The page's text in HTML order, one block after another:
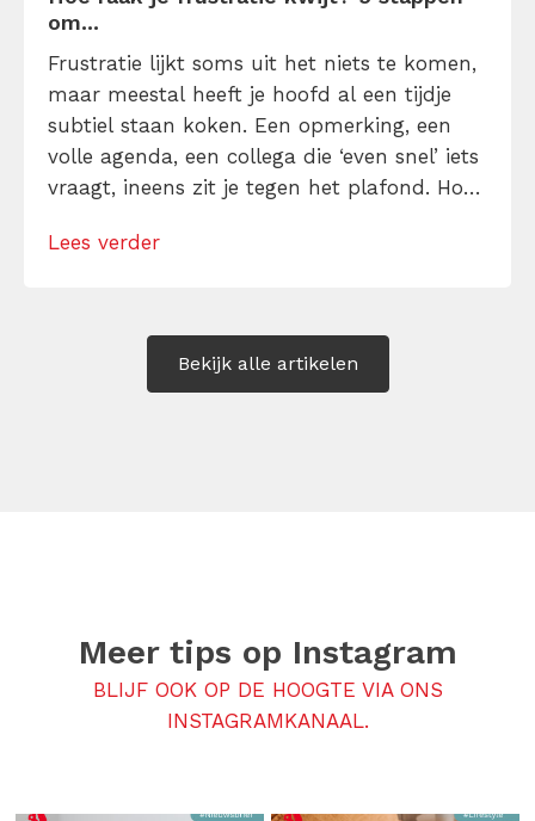
om...
Frustratie lijkt soms uit het niets te komen,
maar meestal heeft je hoofd al een tijdje
subtiel staan koken. Een opmerking, een
volle agenda, een collega die ‘even snel’ iets
vraagt, ineens zit je tegen het plafond. Hoe
ontploffen of alles op te kroppen? Ontdek
Lees verder
Bekijk alle artikelen
Meer tips op Instagram
BLIJF OOK OP DE HOOGTE VIA ONS
INSTAGRAMKANAAL.